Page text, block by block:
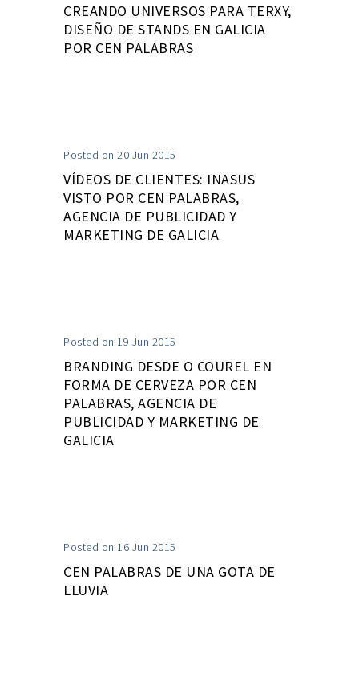
CREANDO UNIVERSOS PARA TERXY,
DISEÑO DE STANDS EN GALICIA
POR CEN PALABRAS
Posted on 20 Jun 2015
VÍDEOS DE CLIENTES: INASUS
VISTO POR CEN PALABRAS,
AGENCIA DE PUBLICIDAD Y
MARKETING DE GALICIA
Posted on 19 Jun 2015
BRANDING DESDE O COUREL EN
FORMA DE CERVEZA POR CEN
PALABRAS, AGENCIA DE
PUBLICIDAD Y MARKETING DE
GALICIA
Posted on 16 Jun 2015
CEN PALABRAS DE UNA GOTA DE
LLUVIA